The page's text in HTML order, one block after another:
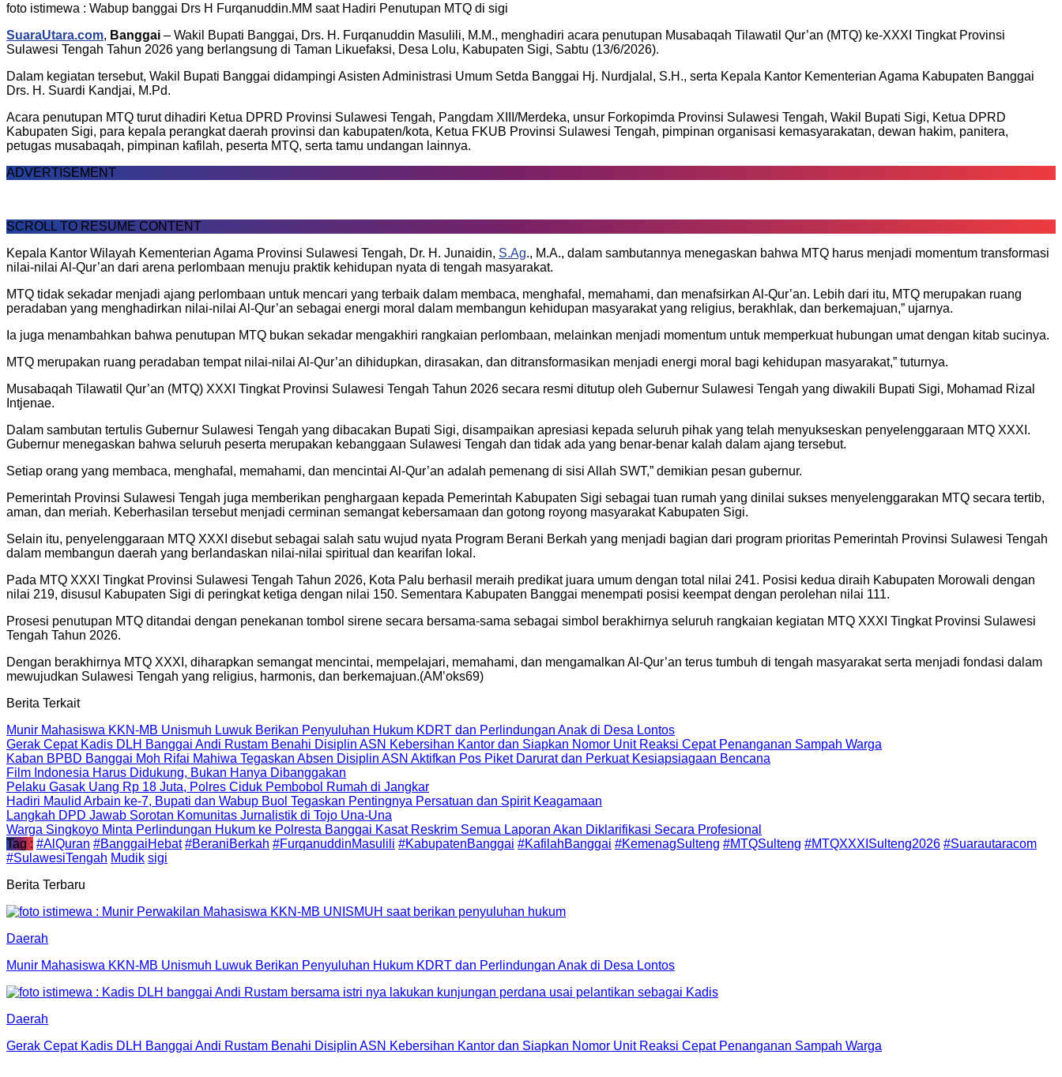
foto istimewa : Wabup banggai Drs H Furqanuddin.MM saat Hadiri Penutupan MTQ di sigi
SuaraUtara.com, Banggai – Wakil Bupati Banggai, Drs. H. Furqanuddin Masulili, M.M., menghadiri acara penutupan Musabaqah Tilawatil Qur’an (MTQ) ke-XXXI Tingkat Provinsi
Sulawesi Tengah Tahun 2026 yang berlangsung di Taman Likuefaksi, Desa Lolu, Kabupaten Sigi, Sabtu (13/6/2026).
Dalam kegiatan tersebut, Wakil Bupati Banggai didampingi Asisten Administrasi Umum Setda Banggai Hj. Nurdjalal, S.H., serta Kepala Kantor Kementerian Agama Kabupaten Banggai
Drs. H. Suardi Kandjai, M.Pd.
Acara penutupan MTQ turut dihadiri Ketua DPRD Provinsi Sulawesi Tengah, Pangdam XIII/Merdeka, unsur Forkopimda Provinsi Sulawesi Tengah, Wakil Bupati Sigi, Ketua DPRD
Kabupaten Sigi, para kepala perangkat daerah provinsi dan kabupaten/kota, Ketua FKUB Provinsi Sulawesi Tengah, pimpinan organisasi kemasyarakatan, dewan hakim, panitera,
petugas musabaqah, pimpinan kafilah, peserta MTQ, serta tamu undangan lainnya.
ADVERTISEMENT
SCROLL TO RESUME CONTENT
Kepala Kantor Wilayah Kementerian Agama Provinsi Sulawesi Tengah, Dr. H. Junaidin, S.Ag., M.A., dalam sambutannya menegaskan bahwa MTQ harus menjadi momentum transformasi
nilai-nilai Al-Qur’an dari arena perlombaan menuju praktik kehidupan nyata di tengah masyarakat.
MTQ tidak sekadar menjadi ajang perlombaan untuk mencari yang terbaik dalam membaca, menghafal, memahami, dan menafsirkan Al-Qur’an. Lebih dari itu, MTQ merupakan ruang
peradaban yang menghadirkan nilai-nilai Al-Qur’an sebagai energi moral dalam membangun kehidupan masyarakat yang religius, berakhlak, dan berkemajuan,” ujarnya.
Ia juga menambahkan bahwa penutupan MTQ bukan sekadar mengakhiri rangkaian perlombaan, melainkan menjadi momentum untuk memperkuat hubungan umat dengan kitab sucinya.
MTQ merupakan ruang peradaban tempat nilai-nilai Al-Qur’an dihidupkan, dirasakan, dan ditransformasikan menjadi energi moral bagi kehidupan masyarakat,” tuturnya.
Musabaqah Tilawatil Qur’an (MTQ) XXXI Tingkat Provinsi Sulawesi Tengah Tahun 2026 secara resmi ditutup oleh Gubernur Sulawesi Tengah yang diwakili Bupati Sigi, Mohamad Rizal
Intjenae.
Dalam sambutan tertulis Gubernur Sulawesi Tengah yang dibacakan Bupati Sigi, disampaikan apresiasi kepada seluruh pihak yang telah menyukseskan penyelenggaraan MTQ XXXI.
Gubernur menegaskan bahwa seluruh peserta merupakan kebanggaan Sulawesi Tengah dan tidak ada yang benar-benar kalah dalam ajang tersebut.
Setiap orang yang membaca, menghafal, memahami, dan mencintai Al-Qur’an adalah pemenang di sisi Allah SWT,” demikian pesan gubernur.
Pemerintah Provinsi Sulawesi Tengah juga memberikan penghargaan kepada Pemerintah Kabupaten Sigi sebagai tuan rumah yang dinilai sukses menyelenggarakan MTQ secara tertib,
aman, dan meriah. Keberhasilan tersebut menjadi cerminan semangat kebersamaan dan gotong royong masyarakat Kabupaten Sigi.
Selain itu, penyelenggaraan MTQ XXXI disebut sebagai salah satu wujud nyata Program Berani Berkah yang menjadi bagian dari program prioritas Pemerintah Provinsi Sulawesi Tengah
dalam membangun daerah yang berlandaskan nilai-nilai spiritual dan kearifan lokal.
Pada MTQ XXXI Tingkat Provinsi Sulawesi Tengah Tahun 2026, Kota Palu berhasil meraih predikat juara umum dengan total nilai 241. Posisi kedua diraih Kabupaten Morowali dengan
nilai 219, disusul Kabupaten Sigi di peringkat ketiga dengan nilai 150. Sementara Kabupaten Banggai menempati posisi keempat dengan perolehan nilai 111.
Prosesi penutupan MTQ ditandai dengan penekanan tombol sirene secara bersama-sama sebagai simbol berakhirnya seluruh rangkaian kegiatan MTQ XXXI Tingkat Provinsi Sulawesi
Tengah Tahun 2026.
Dengan berakhirnya MTQ XXXI, diharapkan semangat mencintai, mempelajari, memahami, dan mengamalkan Al-Qur’an terus tumbuh di tengah masyarakat serta menjadi fondasi dalam
mewujudkan Sulawesi Tengah yang religius, harmonis, dan berkemajuan.(AM’oks69)
Berita Terkait
Munir Mahasiswa KKN-MB Unismuh Luwuk Berikan Penyuluhan Hukum KDRT dan Perlindungan Anak di Desa Lontos
Gerak Cepat Kadis DLH Banggai Andi Rustam Benahi Disiplin ASN Kebersihan Kantor dan Siapkan Nomor Unit Reaksi Cepat Penanganan Sampah Warga
Kaban BPBD Banggai Moh Rifai Mahiwa Tegaskan Absen Disiplin ASN Aktifkan Pos Piket Darurat dan Perkuat Kesiapsiagaan Bencana
Film Indonesia Harus Didukung, Bukan Hanya Dibanggakan
Pelaku Gasak Uang Rp 18 Juta, Polres Ciduk Pembobol Rumah di Jangkar
Hadiri Maulid Arbain ke-7, Bupati dan Wabup Buol Tegaskan Pentingnya Persatuan dan Spirit Keagamaan
Langkah DPD Jawab Sorotan Komunitas Jurnalistik di Tojo Una-Una
Warga Singkoyo Minta Perlindungan Hukum ke Polresta Banggai Kasat Reskrim Semua Laporan Akan Diklarifikasi Secara Profesional
Tag : #AlQuran #BanggaiHebat #BeraniBerkah #FurqanuddinMasulili #KabupatenBanggai #KafilahBanggai #KemenagSulteng #MTQSulteng #MTQXXXISulteng2026 #Suarautaracom
#SulawesiTengah Mudik sigi
Berita Terbaru
Daerah
Munir Mahasiswa KKN-MB Unismuh Luwuk Berikan Penyuluhan Hukum KDRT dan Perlindungan Anak di Desa Lontos
Daerah
Gerak Cepat Kadis DLH Banggai Andi Rustam Benahi Disiplin ASN Kebersihan Kantor dan Siapkan Nomor Unit Reaksi Cepat Penanganan Sampah Warga